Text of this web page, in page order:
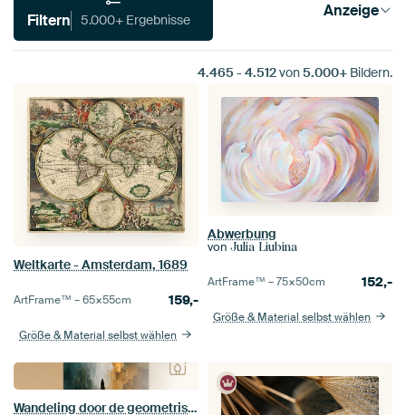
Filtern 5.000+ Ergebnisse Anzeige
4.465- 4.512von5.000+ Bildern.
Weltkarte - Amsterdam, 1689
ArtFrame™ –65×55cm 159,-
Größe & Material selbst wählen
Abwerbung
von Julia Liubina
ArtFrame™ –75×50cm 152,-
Größe & Material selbst wählen
Wandeling door de geometrische Stad no.4